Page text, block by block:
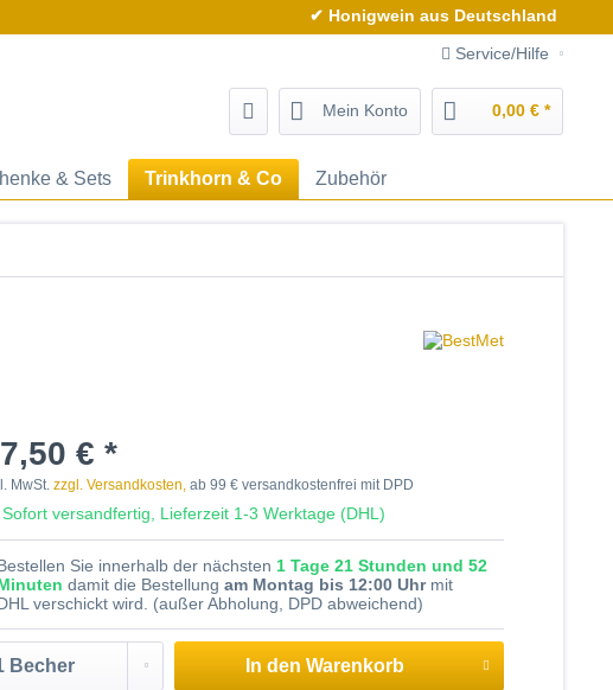
✔ Honigwein aus Deutschland
Service/Hilfe
Mein Konto 0,00 € *
& Sets Trinkhorn & Co Zubehör
€ *
MwSt.zzgl. Versandkosten, ab 99 € versandkostenfrei mit DPD
Sofort versandfertig, Lieferzeit 1-3 Werktage (DHL)
Sie innerhalb der nächsten 1 Tage 21 Stunden und 52
damit die Bestellungam Montag bis 12:00 Uhrmit
verschickt wird. (außer Abholung, DPD abweichend)
In den Warenkorb